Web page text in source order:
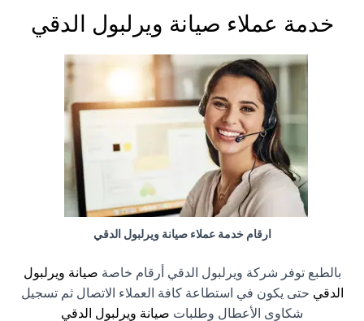
خدمة عملاء صيانة ويرلبول الدقي
ارقام خدمة عملاء صيانة ويرلبول الدقي
بالطبع توفر شركة ويرلبول الدقي أرقام خاصة صيانة ويرلبول
الدقي حتى يكون في استطاعة كافة العملاء الاتصال ثم تسجيل
شكاوى الأعطال وطلبات صيانة ويرلبول الدقي